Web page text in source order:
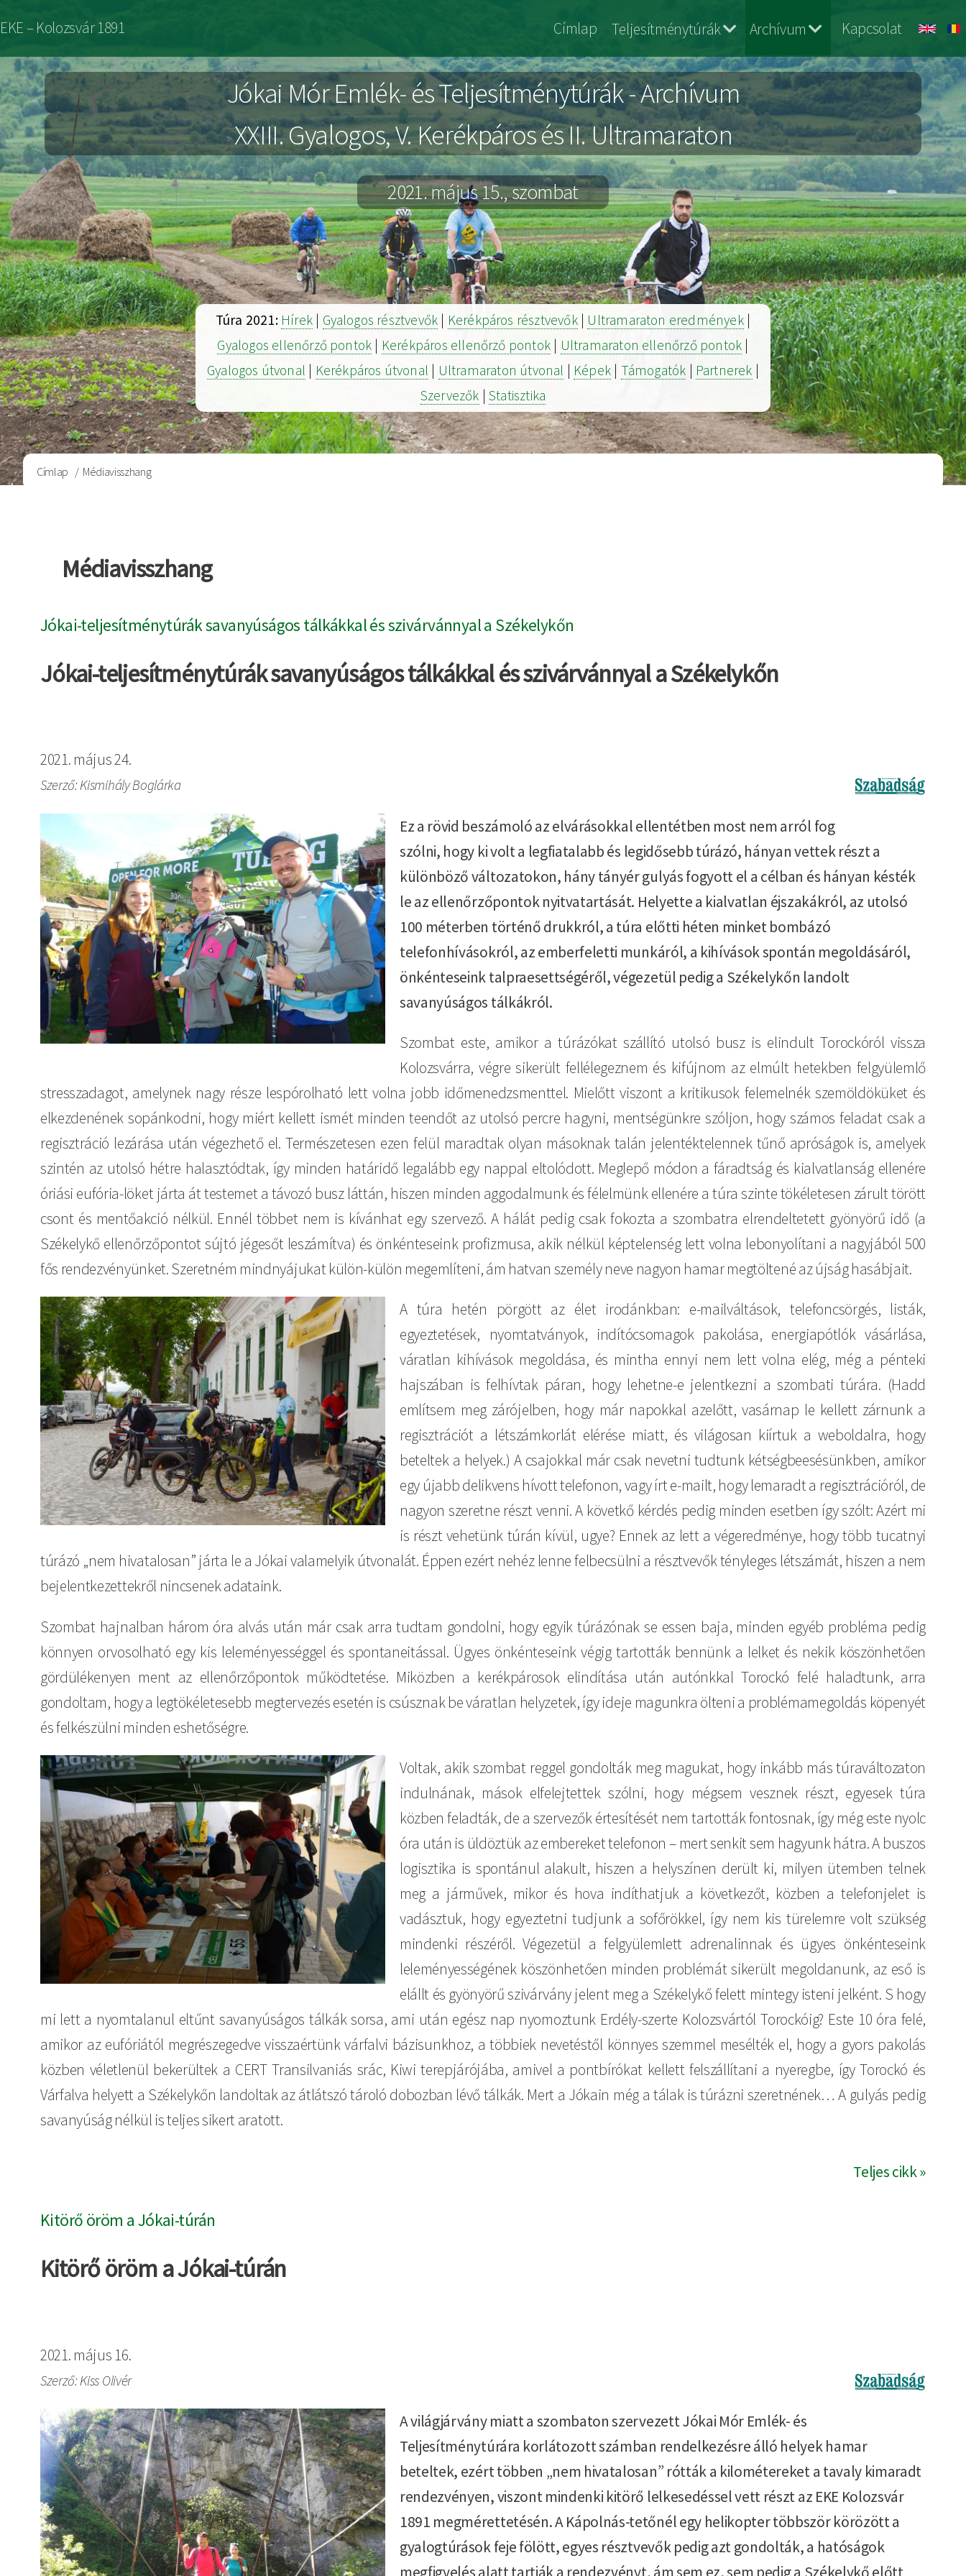
a
tartalomra
EKE – Kolozsvár 1891
Jókai
Archiv
Címlap Teljesítménytúrák Archívum Kapcsolat
Jókai Mór Emlék- és Teljesítménytúrák - Archívum
XXIII. Gyalogos, V. Kerékpáros és II. Ultramaraton
2021. május 15., szombat
Túra 2021: Hírek| Gyalogos résztvevők | Kerékpáros résztvevők| Ultramaraton eredmények|
Gyalogos ellenőrző pontok | Kerékpáros ellenőrző pontok | Ultramaraton ellenőrző pontok |
Gyalogos útvonal | Kerékpáros útvonal | Ultramaraton útvonal | Képek | Támogatók | Partnerek |
Szervezők |Statisztika
Morzsa
Címlap Médiavisszhang
Médiavisszhang
Jókai-teljesítménytúrák savanyúságos tálkákkal és szivárvánnyal a Székelykőn
Jókai-teljesítménytúrák savanyúságos tálkákkal és szivárvánnyal a Székelykőn
2021. május 24.
Szerző: Kismihály Boglárka
Ez a rövid beszámoló az elvárásokkal ellentétben most nem arról fog
szólni, hogy ki volt a legfiatalabb és legidősebb túrázó, hányan vettek részt a
különböző változatokon, hány tányér gulyás fogyott el a célban és hányan késték
le az ellenőrzőpontok nyitvatartását. Helyette a kialvatlan éjszakákról, az utolsó
100 méterben történő drukkról, a túra előtti héten minket bombázó
telefonhívásokról, az emberfeletti munkáról, a kihívások spontán megoldásáról,
önkénteseink talpraesettségéről, végezetül pedig a Székelykőn landolt
savanyúságos tálkákról.
Szombat este, amikor a túrázókat szállító utolsó busz is elindult Torockóról vissza
Kolozsvárra, végre sikerült fellélegeznem és kifújnom az elmúlt hetekben felgyülemlő
stresszadagot, amelynek nagy része lespórolható lett volna jobb időmenedzsmenttel. Mielőtt viszont a kritikusok felemelnék szemöldöküket és
elkezdenének sopánkodni, hogy miért kellett ismét minden teendőt az utolsó percre hagyni, mentségünkre szóljon, hogy számos feladat csak a
regisztráció lezárása után végezhető el. Természetesen ezen felül maradtak olyan másoknak talán jelentéktelennek tűnő apróságok is, amelyek
szintén az utolsó hétre halasztódtak, így minden határidő legalább egy nappal eltolódott. Meglepő módon a fáradtság és kialvatlanság ellenére
óriási eufória-löket járta át testemet a távozó busz láttán, hiszen minden aggodalmunk és félelmünk ellenére a túra szinte tökéletesen zárult törött
csont és mentőakció nélkül. Ennél többet nem is kívánhat egy szervező. A hálát pedig csak fokozta a szombatra elrendeltetett gyönyörű idő (a
Székelykő ellenőrzőpontot sújtó jégesőt leszámítva) és önkénteseink profizmusa, akik nélkül képtelenség lett volna lebonyolítani a nagyjából 500
fős rendezvényünket. Szeretném mindnyájukat külön-külön megemlíteni, ám hatvan személy neve nagyon hamar megtöltené az újság hasábjait.
A túra hetén pörgött az élet irodánkban: e-mailváltások, telefoncsörgés, listák,
egyeztetések, nyomtatványok, indítócsomagok pakolása, energiapótlók vásárlása,
váratlan kihívások megoldása, és mintha ennyi nem lett volna elég, még a pénteki
hajszában is felhívtak páran, hogy lehetne-e jelentkezni a szombati túrára. (Hadd
említsem meg zárójelben, hogy már napokkal azelőtt, vasárnap le kellett zárnunk a
regisztrációt a létszámkorlát elérése miatt, és világosan kiírtuk a weboldalra, hogy
beteltek a helyek.) A csajokkal már csak nevetni tudtunk kétségbeesésünkben, amikor
egy újabb delikvens hívott telefonon, vagy írt e-mailt, hogy lemaradt a regisztrációról, de
nagyon szeretne részt venni. A követkő kérdés pedig minden esetben így szólt: Azért mi
is részt vehetünk túrán kívül, ugye? Ennek az lett a végeredménye, hogy több tucatnyi
túrázó „nem hivatalosan” járta le a Jókai valamelyik útvonalát. Éppen ezért nehéz lenne felbecsülni a résztvevők tényleges létszámát, hiszen a nem
bejelentkezettekről nincsenek adataink.
Szombat hajnalban három óra alvás után már csak arra tudtam gondolni, hogy egyik túrázónak se essen baja, minden egyéb probléma pedig
könnyen orvosolható egy kis leleményességgel és spontaneitással. Ügyes önkénteseink végig tartották bennünk a lelket és nekik köszönhetően
gördülékenyen ment az ellenőrzőpontok működtetése. Miközben a kerékpárosok elindítása után autónkkal Torockó felé haladtunk, arra
gondoltam, hogy a legtökéletesebb megtervezés esetén is csúsznak be váratlan helyzetek, így ideje magunkra ölteni a problémamegoldás köpenyét
és felkészülni minden eshetőségre.
Voltak, akik szombat reggel gondolták meg magukat, hogy inkább más túraváltozaton
indulnának, mások elfelejtettek szólni, hogy mégsem vesznek részt, egyesek túra
közben feladták, de a szervezők értesítését nem tartották fontosnak, így még este nyolc
óra után is üldöztük az embereket telefonon – mert senkit sem hagyunk hátra. A buszos
logisztika is spontánul alakult, hiszen a helyszínen derült ki, milyen ütemben telnek
meg a járművek, mikor és hova indíthatjuk a következőt, közben a telefonjelet is
vadásztuk, hogy egyeztetni tudjunk a sofőrökkel, így nem kis türelemre volt szükség
mindenki részéről. Végezetül a felgyülemlett adrenalinnak és ügyes önkénteseink
leleményességének köszönhetően minden problémát sikerült megoldanunk, az eső is
elállt és gyönyörű szivárvány jelent meg a Székelykő felett mintegy isteni jelként. S hogy
mi lett a nyomtalanul eltűnt savanyúságos tálkák sorsa, ami után egész nap nyomoztunk Erdély-szerte Kolozsvártól Torockóig? Este 10 óra felé,
amikor az eufóriától megrészegedve visszaértünk várfalvi bázisunkhoz, a többiek nevetéstől könnyes szemmel mesélték el, hogy a gyors pakolás
közben véletlenül bekerültek a CERT Transilvaniás srác, Kiwi terepjárójába, amivel a pontbírókat kellett felszállítani a nyeregbe, így Torockó és
Várfalva helyett a Székelykőn landoltak az átlátszó tároló dobozban lévő tálkák. Mert a Jókain még a tálak is túrázni szeretnének… A gulyás pedig
savanyúság nélkül is teljes sikert aratott.
Teljes cikk »
Kitörő öröm a Jókai-túrán
Kitörő öröm a Jókai-túrán
2021. május 16.
Szerző: Kiss Olivér
A világjárvány miatt a szombaton szervezett Jókai Mór Emlék- és
Teljesítménytúrára korlátozott számban rendelkezésre álló helyek hamar
beteltek, ezért többen „nem hivatalosan” rótták a kilométereket a tavaly kimaradt
rendezvényen, viszont mindenki kitörő lelkesedéssel vett részt az EKE Kolozsvár
1891 megmérettetésén. A Kápolnás-tetőnél egy helikopter többször körözött a
gyalogtúrások feje fölött, egyes résztvevők pedig azt gondolták, a hatóságok